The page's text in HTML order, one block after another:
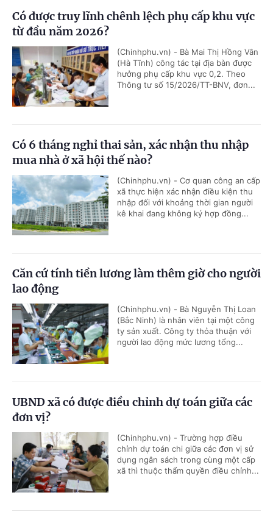
Có được truy lĩnh chênh lệch phụ cấp khu vực
từ đầu năm 2026?
(Chinhphu.vn) - Bà Mai Thị Hồng Vân
(Hà Tĩnh) công tác tại địa bàn được
hưởng phụ cấp khu vực 0,2. Theo
Thông tư số 15/2026/TT-BNV, đơn...
Có 6 tháng nghỉ thai sản, xác nhận thu nhập
mua nhà ở xã hội thế nào?
(Chinhphu.vn) - Cơ quan công an cấp
xã thực hiện xác nhận điều kiện thu
nhập đối với khoảng thời gian người
kê khai đang không ký hợp đồng...
Căn cứ tính tiền lương làm thêm giờ cho người
lao động
(Chinhphu.vn) - Bà Nguyễn Thị Loan
(Bắc Ninh) là nhân viên tại một công
ty sản xuất. Công ty thỏa thuận với
người lao động mức lương tổng...
UBND xã có được điều chỉnh dự toán giữa các
đơn vị?
(Chinhphu.vn) - Trường hợp điều
chỉnh dự toán chi giữa các đơn vị sử
dụng ngân sách trong cùng một cấp
xã thì thuộc thẩm quyền điều chỉnh...